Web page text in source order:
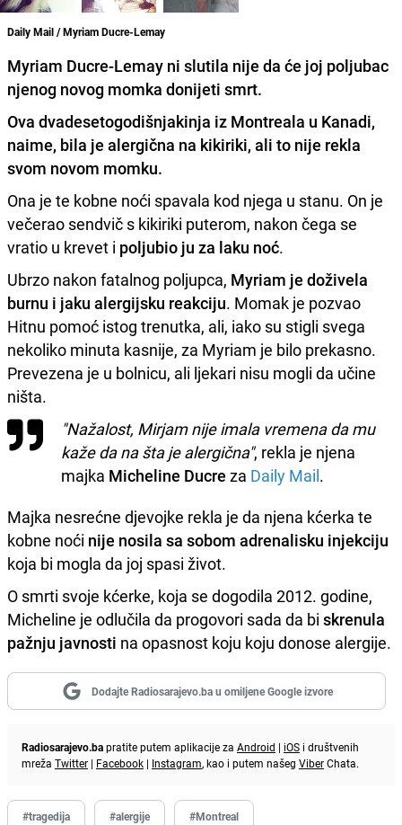
Daily Mail / Myriam Ducre-Lemay
Myriam Ducre-Lemay ni slutila nije da će joj poljubac
njenog novog momka donijeti smrt.
Ova dvadesetogodišnjakinja iz Montreala u Kanadi,
naime, bila je alergična na kikiriki, ali to nije rekla
svom novom momku.
Ona je te kobne noći spavala kod njega u stanu. On je
večerao sendvič s kikiriki puterom, nakon čega se
vratio u krevet i poljubio ju za laku noć.
Ubrzo nakon fatalnog poljupca, Myriam je doživela
burnu i jaku alergijsku reakciju. Momak je pozvao
Hitnu pomoć istog trenutka, ali, iako su stigli svega
nekoliko minuta kasnije, za Myriam je bilo prekasno.
Prevezena je u bolnicu, ali ljekari nisu mogli da učine
ništa.
"Nažalost, Mirjam nije imala vremena da mu
kaže da na šta je alergična", rekla je njena
majka Micheline Ducre za Daily Mail.
Majka nesrećne djevojke rekla je da njena kćerka te
kobne noći nije nosila sa sobom adrenalisku injekciju
koja bi mogla da joj spasi život.
O smrti svoje kćerke, koja se dogodila 2012. godine,
Micheline je odlučila da progovori sada da bi skrenula
pažnju javnosti na opasnost koju koju donose alergije.
Dodajte Radiosarajevo.ba u omiljene Google izvore
Radiosarajevo.bapratite putem aplikacije za Android | iOS i društvenih
mreža Twitter | Facebook | Instagram, kao i putem našeg ViberChata.
#tragedija #alergije #Montreal